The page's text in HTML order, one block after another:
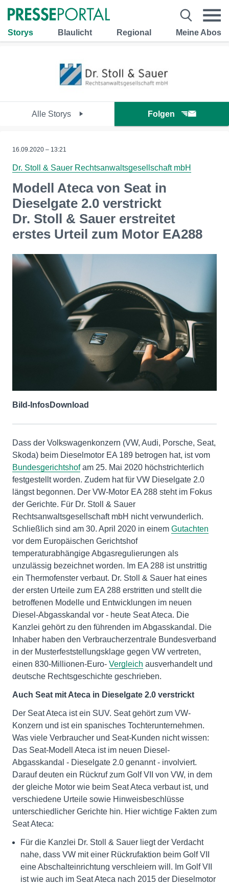
Storys Blaulicht Regional Meine Abos
Alle Storys Folgen
16.09.2020 – 13:21
Dr. Stoll & Sauer Rechtsanwaltsgesellschaft mbH
Modell Ateca von Seat in
Dieselgate 2.0 verstrickt
Dr. Stoll & Sauer erstreitet
erstes Urteil zum Motor EA288
Bild-InfosDownload
Dass der Volkswagenkonzern (VW, Audi, Porsche, Seat,
Skoda) beim Dieselmotor EA 189 betrogen hat, ist vom
Bundesgerichtshofam 25. Mai 2020 höchstrichterlich
festgestellt worden. Zudem hat für VW Dieselgate 2.0
längst begonnen. Der VW-Motor EA 288 steht im Fokus
der Gerichte. Für Dr. Stoll & Sauer
Rechtsanwaltsgesellschaft mbH nicht verwunderlich.
Schließlich sind am 30. April 2020 in einem Gutachten
vor dem Europäischen Gerichtshof
temperaturabhängige Abgasregulierungen als
unzulässig bezeichnet worden. Im EA 288 ist unstrittig
ein Thermofenster verbaut. Dr. Stoll & Sauer hat eines
der ersten Urteile zum EA 288 erstritten und stellt die
betroffenen Modelle und Entwicklungen im neuen
Diesel-Abgasskandal vor - heute Seat Ateca. Die
Kanzlei gehört zu den führenden im Abgasskandal. Die
Inhaber haben den Verbraucherzentrale Bundesverband
in der Musterfeststellungsklage gegen VW vertreten,
einen 830-Millionen-Euro- Vergleich ausverhandelt und
deutsche Rechtsgeschichte geschrieben.
Auch Seat mit Ateca in Dieselgate 2.0 verstrickt
Der Seat Ateca ist ein SUV. Seat gehört zum VW-
Konzern und ist ein spanisches Tochterunternehmen.
Was viele Verbraucher und Seat-Kunden nicht wissen:
Das Seat-Modell Ateca ist im neuen Diesel-
Abgasskandal - Dieselgate 2.0 genannt - involviert.
Darauf deuten ein Rückruf zum Golf VII von VW, in dem
der gleiche Motor wie beim Seat Ateca verbaut ist, und
verschiedene Urteile sowie Hinweisbeschlüsse
unterschiedlicher Gerichte hin. Hier wichtige Fakten zum
Seat Ateca:
Für die Kanzlei Dr. Stoll & Sauer liegt der Verdacht
nahe, dass VW mit einer Rückrufaktion beim Golf VII
eine Abschalteinrichtung verschleiern will. Im Golf VII
ist wie auch im Seat Ateca nach 2015 der Dieselmotor